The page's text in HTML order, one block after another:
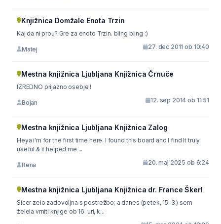
Knjižnica Domžale Enota Trzin
Kaj da ni prou? Gre za enoto Trzin. bling bling :)
Matej 27. dec 2011 ob 10:40
Mestna knjižnica Ljubljana Knjižnica Črnuče
IZREDNO prijazno osebje !
Bojan 12. sep 2014 ob 11:51
Mestna knjižnica Ljubljana Knjižnica Zalog
Heya i'm for the first time here. I found this board and I find It truly
useful & it helped me ...
Rena 20. maj 2025 ob 6:24
Mestna knjižnica Ljubljana Knjižnica dr. France Škerl
Sicer zelo zadovoljna s postrežbo; a danes (petek, 15. 3.) sem
želela vrniti knjige ob 16. uri, k...